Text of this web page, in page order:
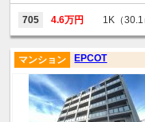
705 4.6万円 1K（30.1
EPCOT
マンション